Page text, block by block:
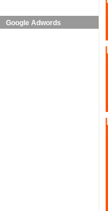
Google Adwords